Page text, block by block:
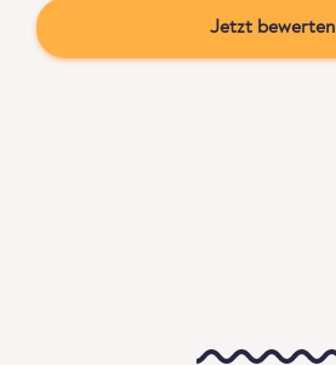
Jetzt bewerten